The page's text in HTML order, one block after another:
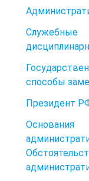
способы
Президент